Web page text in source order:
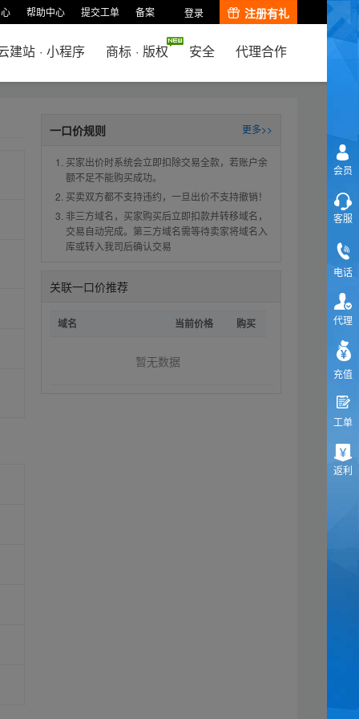
帮助中心 提交工单 备案 登录 注册有礼
建站 · 小程序 商标 · 版权 安全 代理合作
一口价规则 更多>>
买家出价时系统会立即扣除交易全款，若账户余
额不足不能购买成功。
买卖双方都不支持违约，一旦出价不支持撤销！
非三方域名，买家购买后立即扣款并转移域名，
交易自动完成。第三方域名需等待卖家将域名入
库或转入我司后确认交易
关联一口价推荐
域名 当前价格 购买
暂无数据
会员
客服
电话
代理
充值
工单
返利